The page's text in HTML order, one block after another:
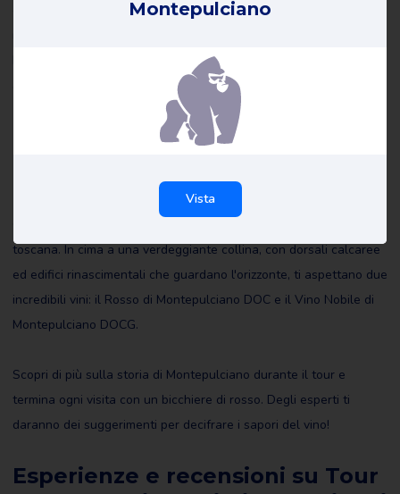
e riflettono le esperienze del recensore. Leggete tutte le
Montepulciano e magari scrivetene una voi stessi per aiutare gli
Informazioni su Tour e
Montepulciano
toscana. In cima a una verdeggiante collina, con dorsali calcaree
ed edifici rinascimentali che guardano l'orizzonte, ti aspettano due
incredibili vini: il Rosso di Montepulciano DOC e il Vino Nobile di
Montepulciano DOCG.
Scopri di più sulla storia di Montepulciano durante il tour e
termina ogni visita con un bicchiere di rosso. Degli esperti ti
daranno dei suggerimenti per decifrare i sapori del vino!
Esperienze e recensioni su Tour
Montepulciano
Vista